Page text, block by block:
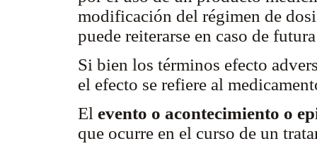
modificación del régimen de
puede reiterarse en caso de
Si bien los términos efecto
el efecto se refiere al
El evento o acontecimiento o
que ocurre en el curso de un